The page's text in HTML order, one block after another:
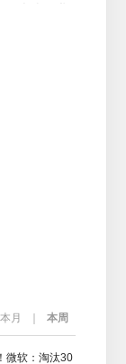
本月 本周
微软：淘汰30